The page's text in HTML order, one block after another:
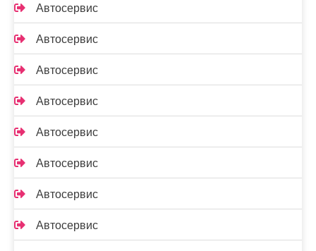
Автосервис
Автосервис
Автосервис
Автосервис
Автосервис
Автосервис
Автосервис
Автосервис